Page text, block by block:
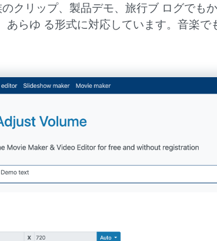
クリップ、製品デモ、旅行ブ ログでもか
らゆ る形式に対応しています。音楽で